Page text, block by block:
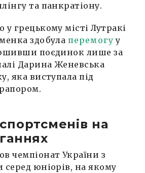
та панкратіону.
грецькому місті Лутракі
здобула перемогу у
поєдинок лише за
Дарина Женевська
яка виступала під
на
чемпіонат України з
серед юніорів, на якому